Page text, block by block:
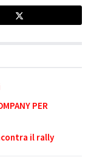
PER
il rally